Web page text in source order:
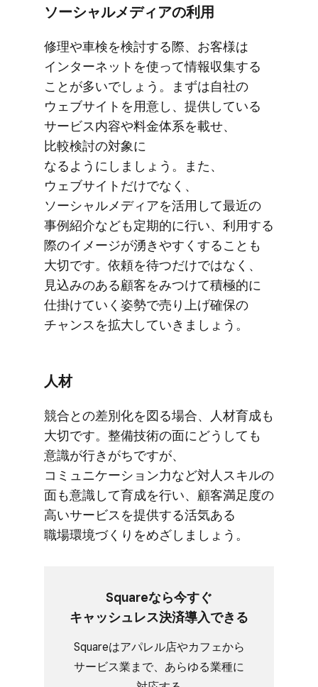
ソーシャルメディアの​利用
修理や​車検を​検討する​際、​お客様は​
インターネットを​使って​情報収集する​
ことが​多いでしょう。​まずは​自社の​
ウェブサイトを​用意し、​提供している​
サービス内容や​料金体系を​載せ、​
比較検討の​対象に​
なるようにしましょう。​また、​
ウェブサイトだけでなく、​
ソーシャルメディアを​活用して​最近の​
事例紹介なども​定期的に​行い、​利用する​
際の​イメージが​湧きやすく​する​ことも​
大切です。​依頼を​待つだけではなく、​
見込みの​ある​顧客を​みつけて​積極的に​
仕掛けていく​姿勢で​売り上げ確保の​
チャンスを​拡大していきましょう。
人材
競合との​差別化を​図る​場合、​人材育成も​
大切です。​整備技術の​面に​どうしても​
意識が​行きがちですが、​
コミュニケーション力など​対人スキルの​
面も​意識して​育成を​行い、​顧客満足度の​
高い​サービスを​提供する​活気ある​
職場環境づくりを​めざしましょう。
Squareなら​今すぐ​
キャッシュレス決済導入できる
Squareは​アパレル店や​カフェから​
サービス業まで、​あらゆる​業種に​